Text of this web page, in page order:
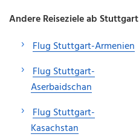
Andere Reiseziele ab Stuttgart
Flug Stuttgart-Armenien
Flug Stuttgart-
Aserbaidschan
Flug Stuttgart-
Kasachstan